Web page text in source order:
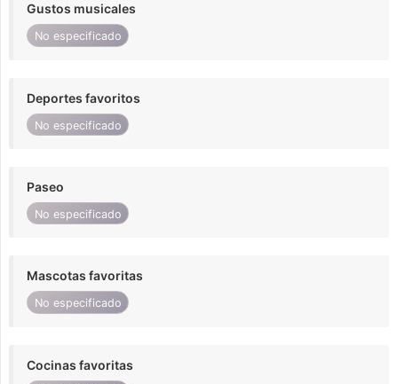
Gustos musicales
No especificado
Deportes favoritos
No especificado
Paseo
No especificado
Mascotas favoritas
No especificado
Cocinas favoritas